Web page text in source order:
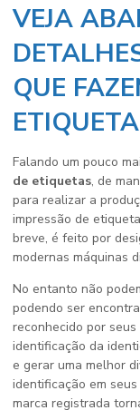
VEJA
QUE
Falando um pouco
de etiquetas, de
para realizar a
impressão de
breve, é feito por
modernas máquinas
No entanto não
podendo ser
reconhecido por
identificação da
e gerar uma melhor
identificação em
marca registrada